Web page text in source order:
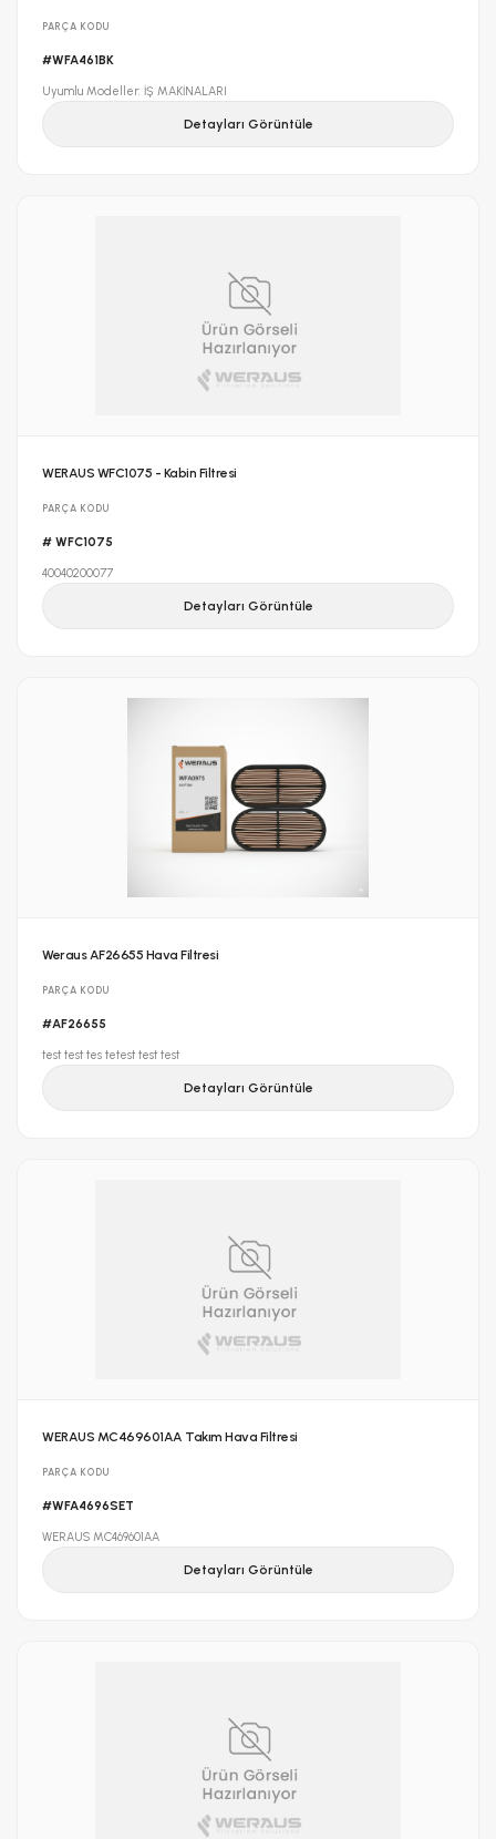
PARÇA KODU
#WFA461BK
Uyumlu Modeller: İŞ MAKİNALARI
Detayları Görüntüle
WERAUS WFC1075 - Kabin Filtresi
PARÇA KODU
# WFC1075
40040200077
Detayları Görüntüle
Weraus AF26655 Hava Filtresi
PARÇA KODU
#AF26655
test test tes tetest test test
Detayları Görüntüle
WERAUS MC469601AA Takım Hava Filtresi
PARÇA KODU
#WFA4696SET
WERAUS MC469601AA
Detayları Görüntüle